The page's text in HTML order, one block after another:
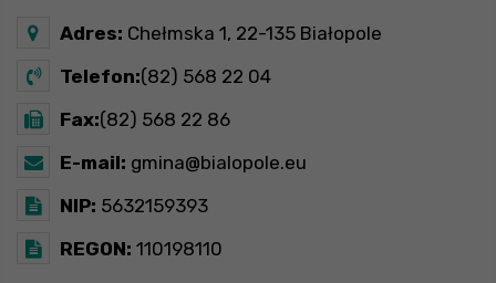
Adres: Chełmska 1, 22-135 Białopole
Telefon:(82) 568 22 04
Fax:(82) 568 22 86
E-mail: gmina@bialopole.eu
NIP: 5632159393
REGON: 110198110